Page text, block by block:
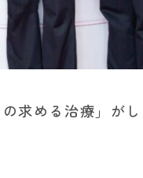
求める治療」が